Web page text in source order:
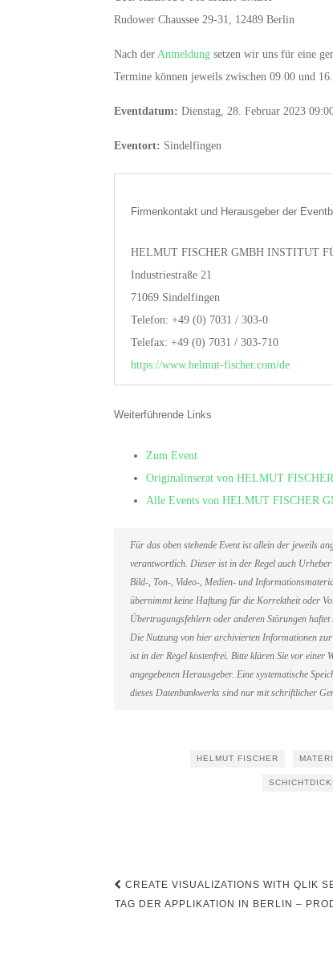
Rudower Chaussee 29-31, 12489 Berlin
Nach der Anmeldung setzen wir uns für eine
Termine können jeweils zwischen 09.00 und
Eventdatum: Dienstag, 28. Februar 2023
Eventort: Sindelfingen
Firmenkontakt und Herausgeber der
HELMUT FISCHER GMBH INSTITUT
Industriestraße 21
71069 Sindelfingen
Telefon: +49 (0) 7031 / 303-0
Telefax: +49 (0) 7031 / 303-710
https://www.helmut-fischer.com/de
Weiterführende Links
Zum Event
Originalinserat von HELMUT
Alle Events von HELMUT FISCHER
Für das oben stehende Event ist allein der jeweils
verantwortlich. Dieser ist in der Regel auch
Bild-, Ton-, Video-, Medien- und
übernimmt keine Haftung für die Korrektheit oder
Übertragungsfehlern oder anderen Störungen
Die Nutzung von hier archivierten Informationen
ist in der Regel kostenfrei. Bitte klären Sie vor einer
angegebenen Herausgeber. Eine systematische
dieses Datenbankwerks sind nur mit schriftlicher
HELMUT FISCHER
Beitragsnavigation
CREATE VISUALIZATIONS WITH QLIK
TAG DER APPLIKATION IN BERLIN –